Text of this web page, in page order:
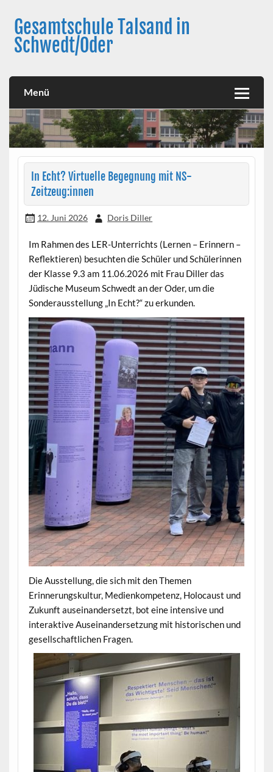
contentGesamtschule Talsand in
Schwedt/Oder
Menü
In Echt? Virtuelle Begegnung mit NS-
Zeitzeug:innen
12. Juni 2026 Doris Diller
Im Rahmen des LER-Unterrichts (Lernen – Erinnern –
Reflektieren) besuchten die Schüler und Schülerinnen
der Klasse 9.3 am 11.06.2026 mit Frau Diller das
Jüdische Museum Schwedt an der Oder, um die
Sonderausstellung „In Echt?“ zu erkunden.
Die Ausstellung, die sich mit den Themen
Erinnerungskultur, Medienkompetenz, Holocaust und
Zukunft auseinandersetzt, bot eine intensive und
interaktive Auseinandersetzung mit historischen und
gesellschaftlichen Fragen.